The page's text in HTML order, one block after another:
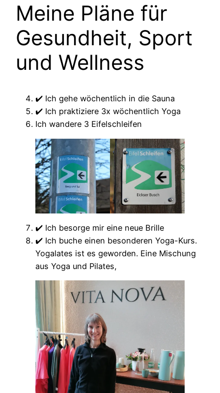
Meine Pläne für
Gesundheit, Sport
und Wellness
✔️ Ich gehe wöchentlich in die Sauna
✔️ Ich praktiziere 3x wöchentlich Yoga
Ich wandere 3 Eifelschleifen
✔️ Ich besorge mir eine neue Brille
✔️ Ich buche einen besonderen Yoga-Kurs.
Yogalates ist es geworden. Eine Mischung
aus Yoga und Pilates,